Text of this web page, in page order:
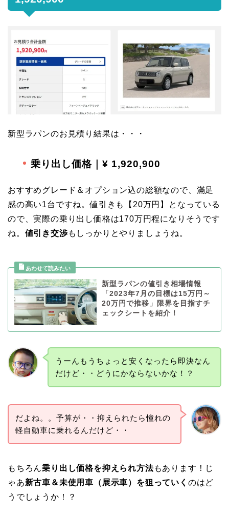
新型ラパンのお見積り結果は・・・
乗り出し価格｜¥ 1,920,900
おすすめグレード＆オプション込の総額なので、滿足
感の高い1台ですね。値引きも【20万円】となっている
ので、実際の乗り出し価格は170万円程になりそうです
ね。 値引き交渉もしっかりとやりましょうね。
新型ラパンの値引き相場情報
「2023年7月の目標は15万円～
20万円で推移」限界を目指すチ
ェックシートを紹介！
うーんもうちょっと安くなったら即決なん
だけど・・どうにかならないかな！？
だよね。。予算が・・抑えられたら憧れの
軽自動車に乗れるんだけど・・
もちろん乗り出し価格を抑えられ方法もあります！じ
ゃあ新古車＆未使用車（展示車）を狙っていく のはど
うでしょうか！？